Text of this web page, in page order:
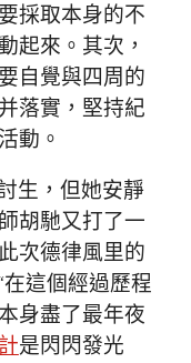
採取本身的不
起來。其次，
自覺與四周的
落實，堅持紀
動。
生，但她安靜
胡馳又打了一
次德律風里的
這個經過歷程
身盡了最年夜
是閃閃發光